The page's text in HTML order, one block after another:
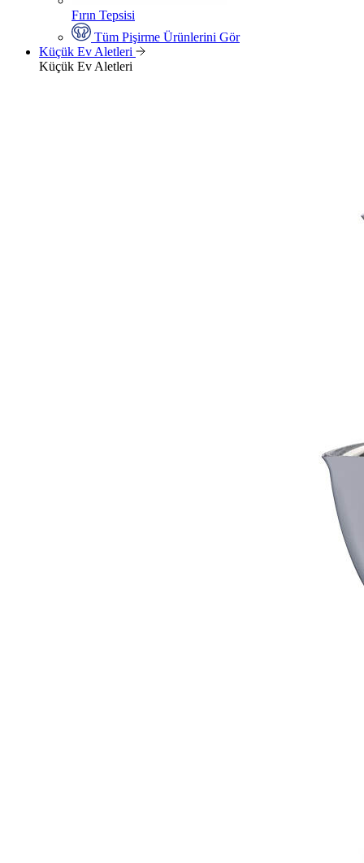
Fırın Tepsisi
Tüm Pişirme Ürünlerini Gör
Küçük Ev Aletleri
Küçük Ev Aletleri